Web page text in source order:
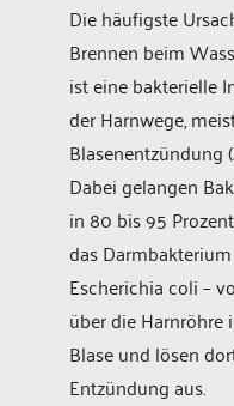
Die häufigste
Brennen beim
ist eine bakterielle
der Harnwege,
Blasenentzündung
Dabei gelangen
in 80 bis 95
das Darmbakterium
Escherichia coli –
über die Harnröhre
Blase und lösen
Entzündung aus.